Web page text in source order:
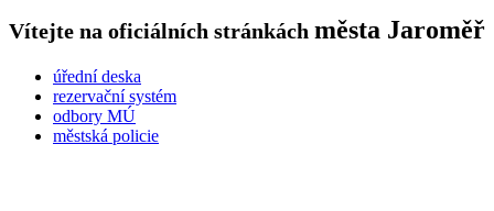
Vítejte na oficiálních stránkách města Jaroměř
úřední deska
rezervační systém
odbory MÚ
městská policie